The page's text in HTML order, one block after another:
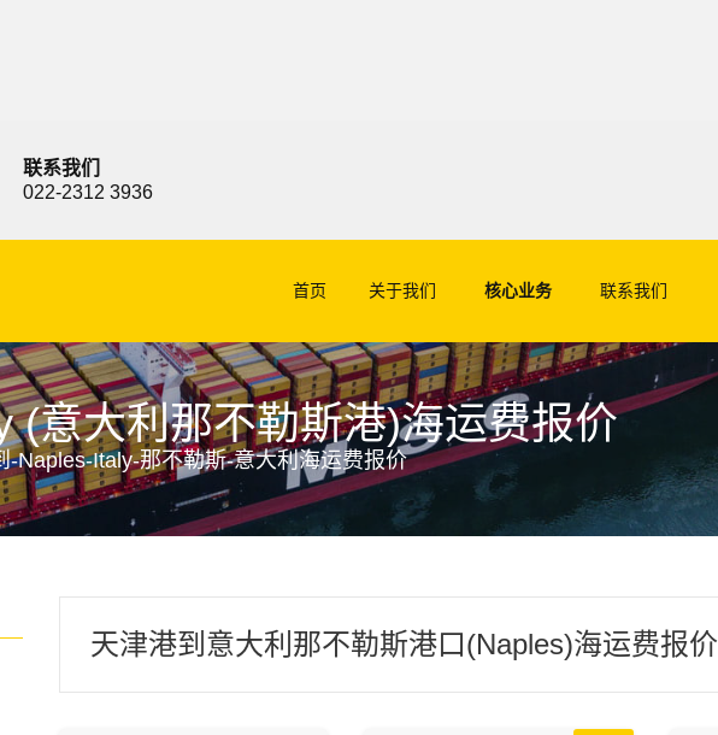
联系我们
022-2312 3936
首页 关于我们 核心业务 联系我们
(意大利那不勒斯港)海运费报价
-Naples-Italy-那不勒斯-意大利海运费报价
天津港到意大利那不勒斯港口(Naples)海运费报价